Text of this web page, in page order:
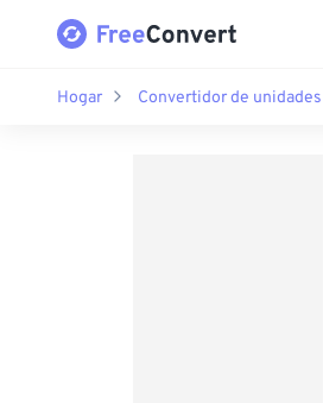
Hogar Convertidor de unidades